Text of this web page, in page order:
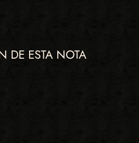
DE ESTA NOTA